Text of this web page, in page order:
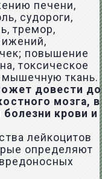
печени,
судороги,
тремор,
повышение
токсическое
мышечную ткань.
довести до
мозга, в
болезни крови и
лейкоцитов
определяют